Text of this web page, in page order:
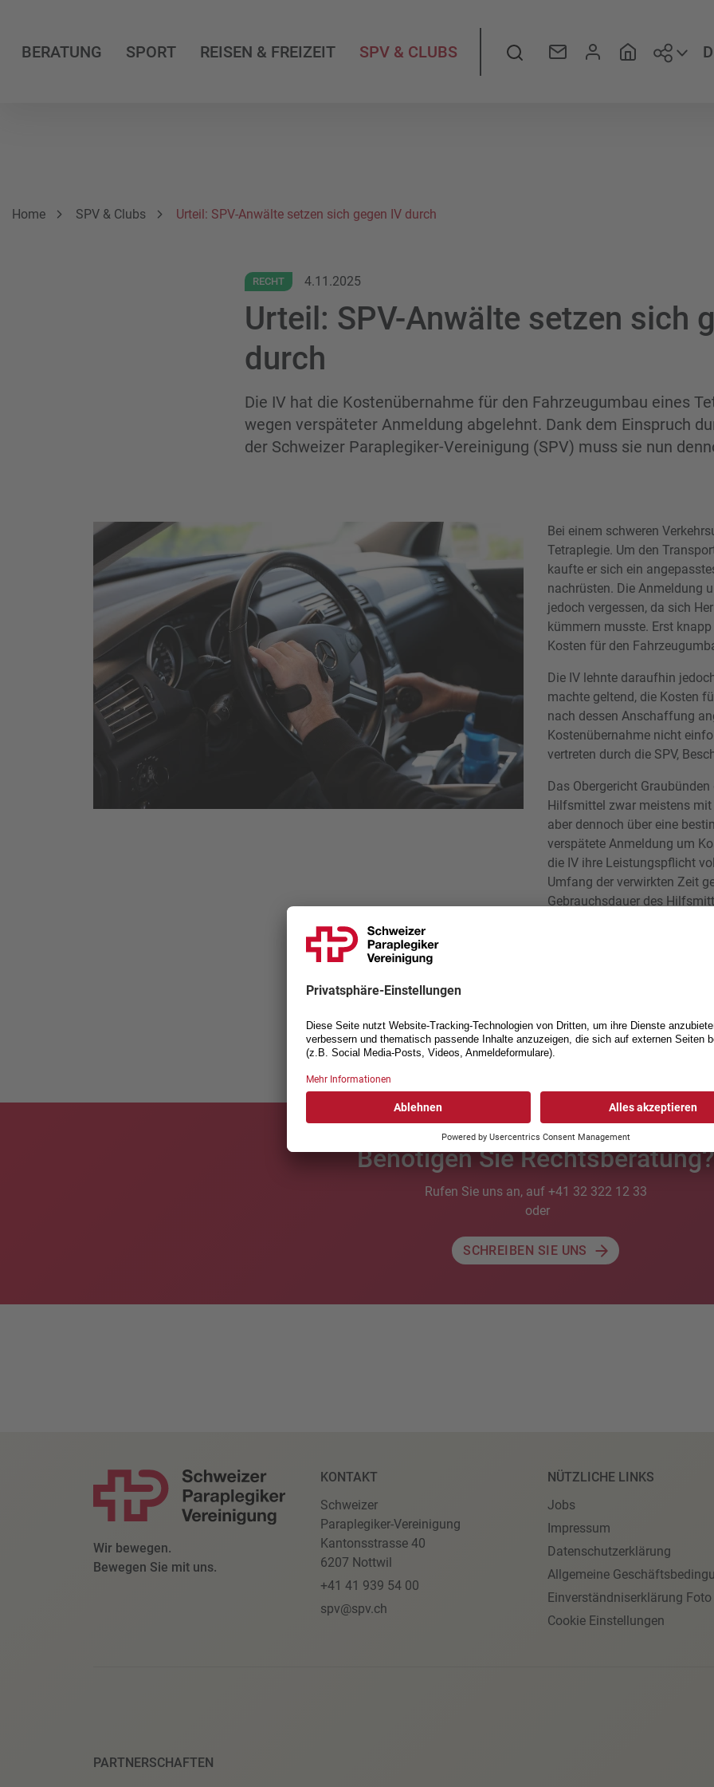
BERATUNG SPORT REISEN & FREIZEIT SPV & CLUBS Suche
Breadcrumbnavigation
Sie befinden sich hier:
Home SPV & Clubs Urteil: SPV-Anwälte setzen sich gegen IV durch
RECHT 4.11.2025
Urteil: SPV-Anwälte setzen sich
durch
Die IV hat die Kostenübernahme für den Fahrzeugumbau eines
wegen verspäteter Anmeldung abgelehnt. Dank dem Einspruch
der Schweizer Paraplegiker-Vereinigung (SPV) muss sie nun
Bei einem schweren
Tetraplegie. Um den
kaufte er sich ein
nachrüsten. Die Anmeldung
jedoch vergessen, da sich
kümmern musste. Erst
Kosten für den
Die IV lehnte daraufhin
machte geltend, die Kosten
nach dessen Anschaffung
Kostenübernahme nicht
vertreten durch die SPV,
Das Obergericht
Hilfsmittel zwar meistens
aber dennoch über eine
verspätete Anmeldung um
die IV ihre Leistungspflicht
Umfang der verwirkten Zeit
Gebrauchsdauer des
Beratung an.
Benötigen Sie Rechtsberatung?
Rufen Sie uns an, auf +41 32 322 12 33
oder
SCHREIBEN SIE UNS
Wir bewegen.
Bewegen Sie mit uns.
KONTAKT
Schweizer
Paraplegiker-Vereinigung
Kantonsstrasse 40
6207 Nottwil
+41 41 939 54 00
spv@spv.ch
NÜTZLICHE LINKS
Jobs
Impressum
Datenschutzerklärung
Allgemeine
Einverständniserklärung Foto
Cookie Einstellungen
PARTNERSCHAFTEN